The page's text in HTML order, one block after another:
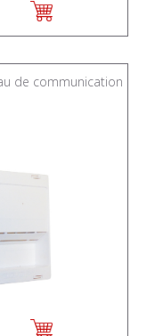
de communication